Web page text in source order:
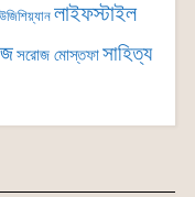
লাইফস্টাইল
সরোজ মোস্তফাসাহিত্য